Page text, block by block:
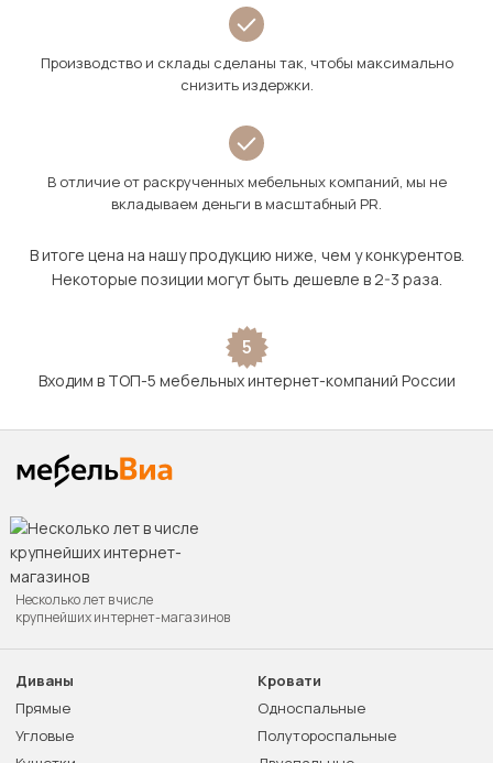
Производство и склады сделаны так, чтобы максимально
снизить издержки.
В отличие от раскрученных мебельных компаний, мы не
вкладываем деньги в масштабный PR.
В итоге цена на нашу продукцию ниже, чем у конкурентов.
Некоторые позиции могут быть дешевле в 2-3 раза.
5
Входим в ТОП-5 мебельных интернет-компаний России
Несколько лет в числе
крупнейших интернет-магазинов
Диваны
Прямые
Угловые
Кровати
Односпальные
Полутороспальные